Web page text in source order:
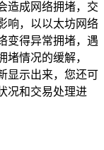
造成网络拥堵，交
响，以以太坊网络
变得异常拥堵，遇
情况的缓解，
显示出来，您还可
况和交易处理进